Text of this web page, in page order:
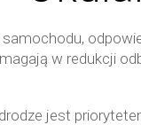
w redukcji
jest